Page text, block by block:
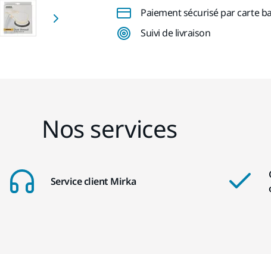
Paiement sécurisé par carte
Suivi de livraison
Nos services
Service client Mirka